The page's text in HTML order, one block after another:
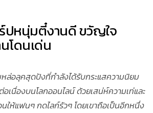
ปหนุ่มตี๋งานดี ขวัญใจ
โดนเด่น
ล่อลุคสุดปังที่กำลังได้รับกระแสความนิยม
เนื่องบนโลกออนไลน์ ด้วยเสน่ห์ความเท่และ
ให้แฟนๆ กดไลก์รัวๆ โดยเขาถือเป็นอีกหนึ่ง